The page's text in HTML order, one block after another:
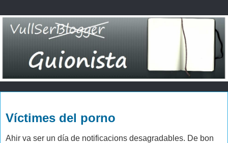
Víctimes del porno
Ahir va ser un día de notificacions desagradables. De bon